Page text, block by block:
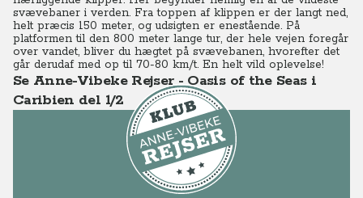
svævebaner i verden. Fra toppen af klippen er der langt ned,
helt præcis 150 meter, og udsigten er enestående. På
platformen til den 800 meter lange tur, der hele vejen foregår
over vandet, bliver du hægtet på svævebanen, hvorefter det
går derudaf med op til 70-80 km/t. En helt vild oplevelse!
Se Anne-Vibeke Rejser - Oasis of the Seas i
Caribien del 1/2